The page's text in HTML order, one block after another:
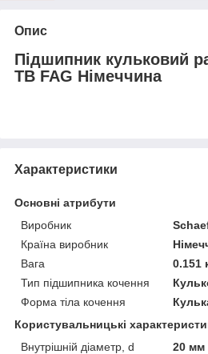
Опис
Підшипник кульковий
TB FAG Німеччина
Характеристики
Основні атрибути
Виробник
Країна виробник
Вага
0.151
Тип підшипника кочення
Форма тіла кочення
Користувальницькі
Внутрішній діаметр, d
20 мм